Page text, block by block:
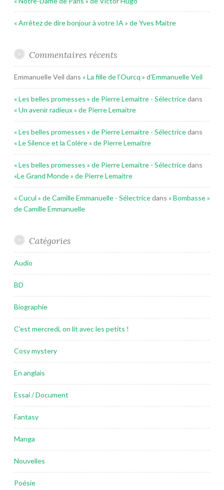
« Arrêtez de dire bonjour à votre IA » de Yves Maitre
Commentaires récents
Emmanuelle Veil dans « La fille de l’Ourcq » d’Emmanuelle Veil
« Les belles promesses » de Pierre Lemaitre - Sélectricedans
« Un avenir radieux » de Pierre Lemaitre
« Les belles promesses » de Pierre Lemaitre - Sélectricedans
« Le Silence et la Colère » de Pierre Lemaitre
« Les belles promesses » de Pierre Lemaitre - Sélectricedans
«Le Grand Monde » de Pierre Lemaitre
« Cucul » de Camille Emmanuelle - Sélectricedans « Bombasse »
de Camille Emmanuelle
Catégories
Audio
BD
Biographie
C'est mercredi, on lit avec les petits !
Cosy mystery
En anglais
Essai / Document
Fantasy
Manga
Nouvelles
Poésie